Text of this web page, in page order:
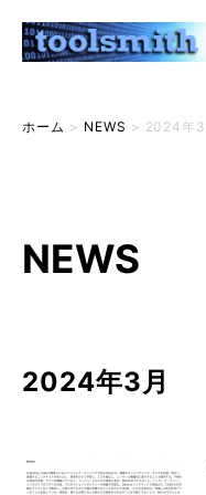
ホーム > NEWS > 2024年3
NEWS
2024年3月